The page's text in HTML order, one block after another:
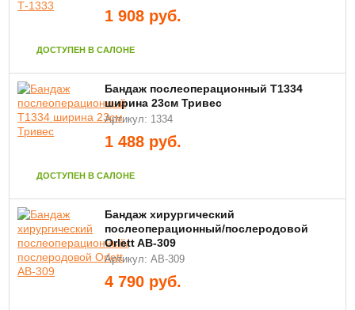
1 908 руб.
ДОСТУПЕН В САЛОНЕ
Бандаж послеоперационный Т1334
ширина 23см Тривес
Артикул: 1334
1 488 руб.
ДОСТУПЕН В САЛОНЕ
Бандаж хирургический
послеоперационный/послеродовой
Orlett AB-309
Артикул: AB-309
4 790 руб.